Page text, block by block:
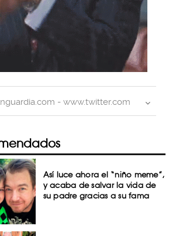
- www.twitter.com
Así luce ahora el “niño meme”,
y acaba de salvar la vida de
su padre gracias a su fama